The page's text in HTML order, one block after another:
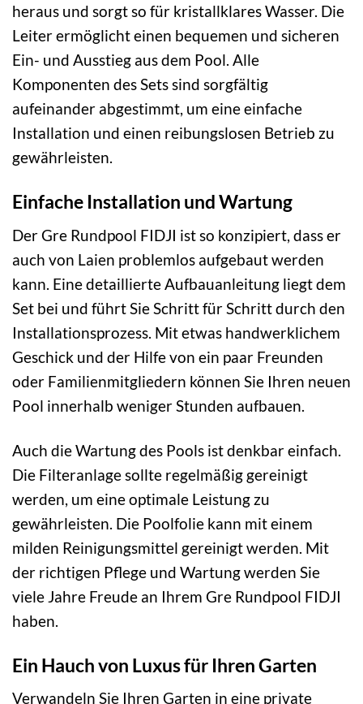
heraus und sorgt so für kristallklares Wasser. Die
Leiter ermöglicht einen bequemen und sicheren
Ein- und Ausstieg aus dem Pool. Alle
Komponenten des Sets sind sorgfältig
aufeinander abgestimmt, um eine einfache
Installation und einen reibungslosen Betrieb zu
gewährleisten.
Einfache Installation und Wartung
Der Gre Rundpool FIDJI ist so konzipiert, dass er
auch von Laien problemlos aufgebaut werden
kann. Eine detaillierte Aufbauanleitung liegt dem
Set bei und führt Sie Schritt für Schritt durch den
Installationsprozess. Mit etwas handwerklichem
Geschick und der Hilfe von ein paar Freunden
oder Familienmitgliedern können Sie Ihren neuen
Pool innerhalb weniger Stunden aufbauen.
Auch die Wartung des Pools ist denkbar einfach.
Die Filteranlage sollte regelmäßig gereinigt
werden, um eine optimale Leistung zu
gewährleisten. Die Poolfolie kann mit einem
milden Reinigungsmittel gereinigt werden. Mit
der richtigen Pflege und Wartung werden Sie
viele Jahre Freude an Ihrem Gre Rundpool FIDJI
haben.
Ein Hauch von Luxus für Ihren Garten
Verwandeln Sie Ihren Garten in eine private